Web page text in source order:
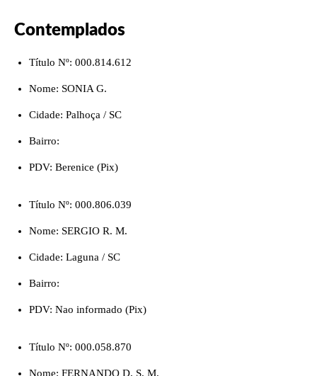
Contemplados
Título Nº: 000.814.612
Nome: SONIA G.
Cidade: Palhoça / SC
Bairro:
PDV: Berenice (Pix)
Título Nº: 000.806.039
Nome: SERGIO R. M.
Cidade: Laguna / SC
Bairro:
PDV: Nao informado (Pix)
Título Nº: 000.058.870
Nome: FERNANDO D. S. M.